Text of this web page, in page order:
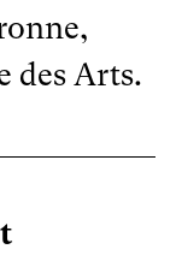
des Arts.